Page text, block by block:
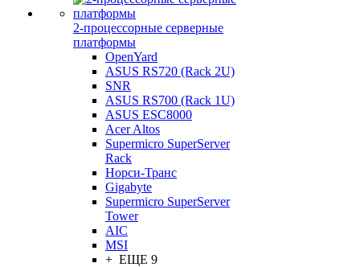
2-процессорные серверные
платформы
OpenYard
ASUS RS720 (Rack 2U)
SNR
ASUS RS700 (Rack 1U)
ASUS ESC8000
Acer Altos
Supermicro SuperServer
Rack
Норси-Транс
Gigabyte
Supermicro SuperServer
Tower
AIC
MSI
+ ЕЩЕ 9